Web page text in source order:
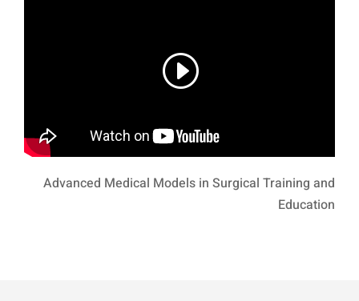
Advanced Medical Models in Surgical Training and
Education